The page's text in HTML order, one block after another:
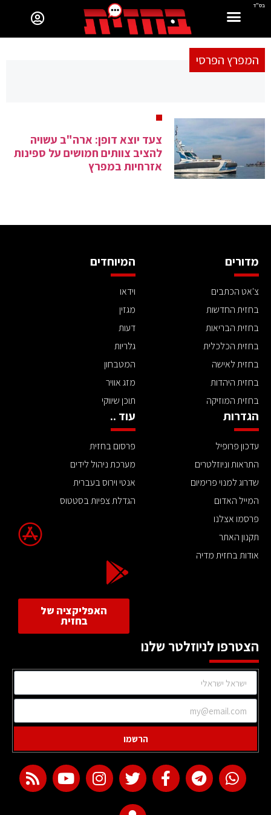
בס"ד
המפרץ הפרסי
צעד יוצא דופן: ארה"ב עשויה
להציב צוותים חמושים על ספינות
אזרחיות במפרץ
מדורים
צ'אט הכתבים
בחזית החדשות
בחזית הבריאות
בחזית הכלכלית
בחזית לאישה
בחזית היהדות
בחזית המוזיקה
המיוחדים
וידאו
מגזין
דעות
גלריות
המטבחון
מזג אוויר
תוכן שיווקי
הגדרות
עדכון פרופיל
התראות וניוזלטרים
שדרוג למנוי פרימיום
המייל האדום
פרסמו אצלנו
תקנון האתר
אודות בחזית מדיה
עוד ..
פרסום בחזית
מערכת ניהול לידים
אנטי וירוס בעברית
הגדלת צפיות בסטטוס
האפליקציה של
בחזית
הצטרפו לניוזלטר שלנו
הרשמו